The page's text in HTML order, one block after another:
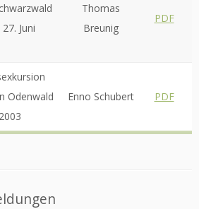
Juni
Thomas
Breunig
PDF
Odenwald
Enno Schubert PDF